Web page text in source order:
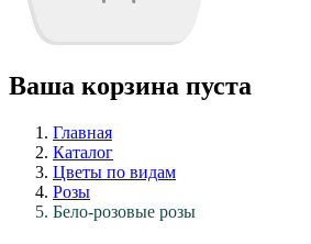
Ваша корзина пуста
Главная
Каталог
Цветы по видам
Розы
Бело-розовые розы